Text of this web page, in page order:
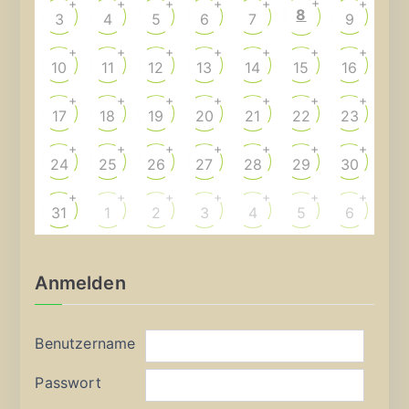
3
+
4
+
5
+
6
+
7
+
8 9
+
10
+
11
+
12
+
13
+
14
+
15
+
16
+
17
+
18
+
19
+
20
+
21
+
22
+
23
+
24
+
25
+
26
+
27
+
28
+
29
+
30
+
31
+
1
+
2
+
3
+
4
+
5
+
6
+
Anmelden
Benutzername
Passwort